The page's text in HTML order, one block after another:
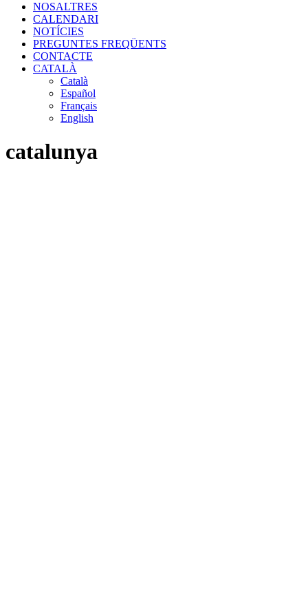
NOSALTRES
CALENDARI
NOTÍCIES
PREGUNTES FREQÜENTS
CONTACTE
CATALÀ
Català
Español
Français
English
catalunya